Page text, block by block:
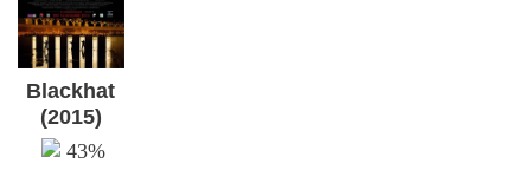
Blackhat
(2015)
43%